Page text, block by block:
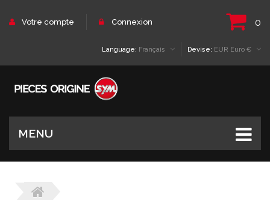
Votre compte Connexion 0
Devise: EUR Euro €
Language: Français
MENU